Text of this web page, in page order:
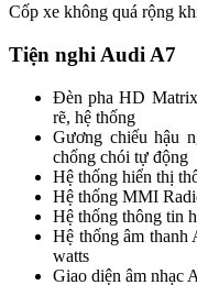
Cốp xe không quá rộng
Tiện nghi Audi A7
Đèn pha HD
rẽ, hệ thống
Gương chiếu hậu
chống chói tự động
Hệ thống hiển thị
Hệ thống MMI
Hệ thống thông tin
Hệ thống âm thanh
watts
Giao diện âm nhạc